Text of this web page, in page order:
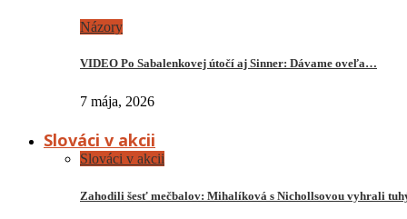
Názory
VIDEO Po Sabalenkovej útočí aj Sinner: Dávame oveľa…
7 mája, 2026
Slováci v akcii
Slováci v akcii
Zahodili šesť mečbalov: Mihalíková s Nichollsovou vyhrali